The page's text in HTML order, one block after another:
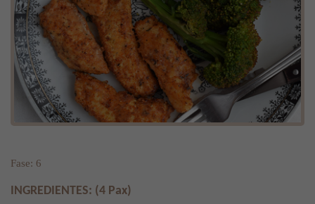
Fase: 6
INGREDIENTES: (4 Pax)